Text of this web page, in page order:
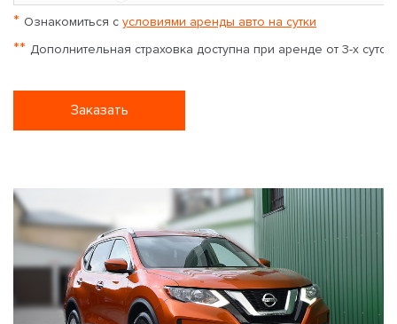
* Ознакомиться с условиями аренды авто на сутки
** Дополнительная страховка доступна при аренде от 3-х суток
Заказать